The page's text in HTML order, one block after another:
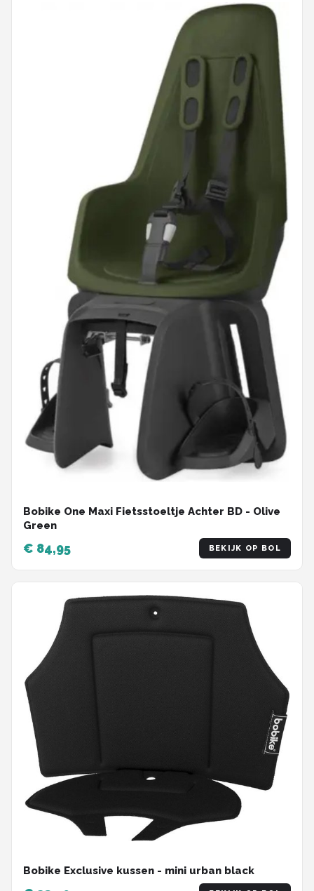
Bobike One Maxi Fietsstoeltje Achter BD - Olive
Green
€ 84,95 BEKIJK OP BOL
Bobike Exclusive kussen - mini urban black